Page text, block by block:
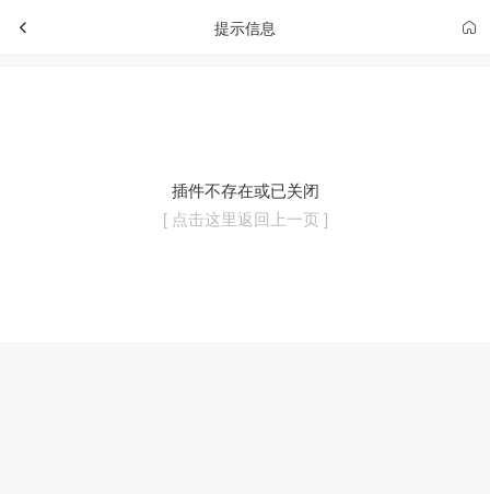
提示信息
插件不存在或已关闭
[ 点击这里返回上一页 ]